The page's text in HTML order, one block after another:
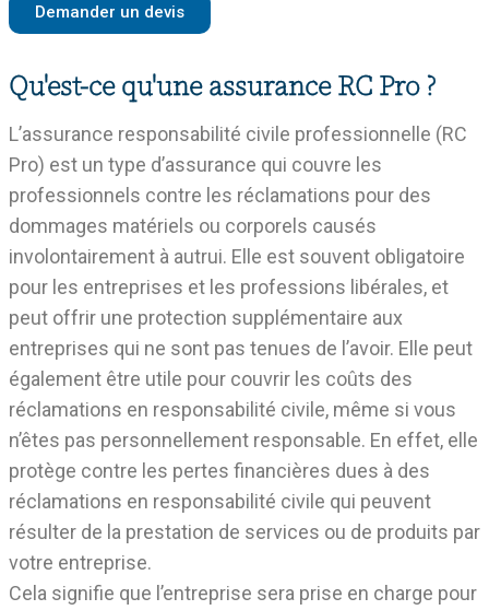
Demander un devis
Qu'est-ce qu'une assurance RC Pro ?
L’assurance responsabilité civile professionnelle (RC
Pro) est un type d’assurance qui couvre les
professionnels contre les réclamations pour des
dommages matériels ou corporels causés
involontairement à autrui. Elle est souvent obligatoire
pour les entreprises et les professions libérales, et
peut offrir une protection supplémentaire aux
entreprises qui ne sont pas tenues de l’avoir. Elle peut
également être utile pour couvrir les coûts des
réclamations en responsabilité civile, même si vous
n’êtes pas personnellement responsable. En effet, elle
protège contre les pertes financières dues à des
réclamations en responsabilité civile qui peuvent
résulter de la prestation de services ou de produits par
votre entreprise.
Cela signifie que l’entreprise sera prise en charge pour